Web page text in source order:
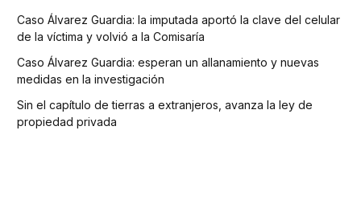
Caso Álvarez Guardia: la imputada aportó la clave del celular
de la víctima y volvió a la Comisaría
Caso Álvarez Guardia: esperan un allanamiento y nuevas
medidas en la investigación
Sin el capítulo de tierras a extranjeros, avanza la ley de
propiedad privada